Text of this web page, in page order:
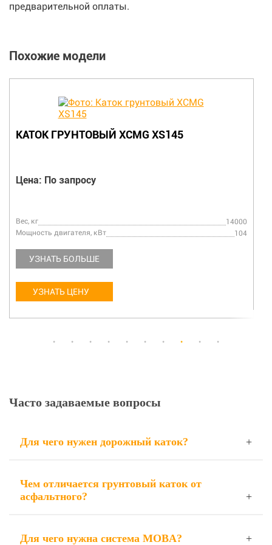
предварительной оплаты.
Похожие модели
КАТОК ГРУНТОВЫЙ XCMG XS145
Цена: По запросу
Вес, кг
14000
Мощность двигателя, кВт
104
УЗНАТЬ БОЛЬШЕ
УЗНАТЬ ЦЕНУ
Часто задаваемые вопросы
Для чего нужен дорожный каток?
Чем отличается грунтовый каток от
асфальтного?
Для чего нужна система MOBA?